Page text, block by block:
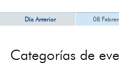
Día Anterior 08
Categorías de